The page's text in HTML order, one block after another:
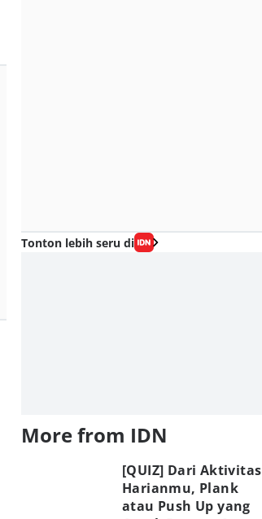
Tonton lebih seru di
More from IDN
[QUIZ] Dari Aktivitas
Harianmu, Plank
atau Push Up yang